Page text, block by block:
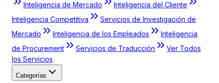
Inteligencia de Mercado
Inteligencia del Cliente
Inteligencia Competitiva
Servicios de Investigación de
Mercado
Inteligencia de los Empleados
Inteligencia
de Procurement
Servicios de Traducción
Ver Todos
los Servicios
Categorías